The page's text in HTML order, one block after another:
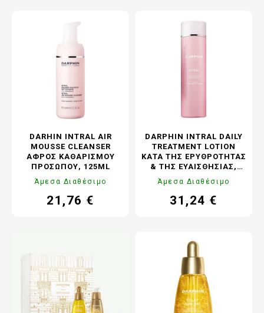
DARHIN INTRAL AIR
MOUSSE CLEANSER
ΑΦΡΌΣ ΚΑΘΑΡΙΣΜΟΎ
ΠΡΟΣΏΠΟΥ, 125ML
Άμεσα Διαθέσιμο
Τιμή
21,76 €
DARPHIN INTRAL DAILY
TREATMENT LOTION
ΚΑΤΆ ΤΗΣ ΕΡΥΘΡΌΤΗΤΑΣ
& ΤΗΣ ΕΥΑΙΣΘΗΣΊΑΣ,
Άμεσα Διαθέσιμο
Τιμή
31,24 €